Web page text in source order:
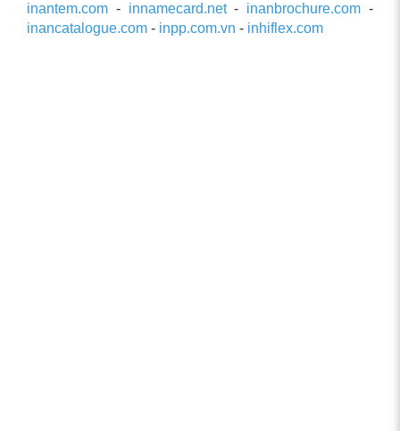
inantem.com - innamecard.net- inanbrochure.com -
inancatalogue.com - inpp.com.vn - inhiflex.com